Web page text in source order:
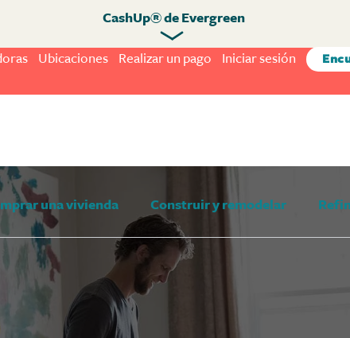
Ubicaciones Realizar un pago Iniciar sesión
CashUp® de Evergreen
una vivienda Construir y remodelar